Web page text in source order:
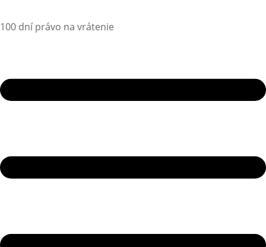
100 dní právo na vrátenie